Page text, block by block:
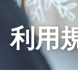
利用